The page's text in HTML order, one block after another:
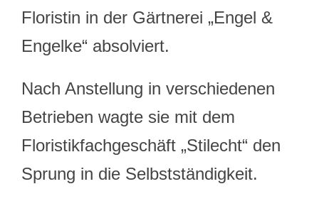
Floristin in der Gärtnerei „Engel &
Engelke“ absolviert.
Nach Anstellung in verschiedenen
Betrieben wagte sie mit dem
Floristikfachgeschäft „Stilecht“ den
Sprung in die Selbstständigkeit.